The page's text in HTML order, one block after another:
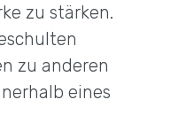
zu stärken.
zu anderen
eines